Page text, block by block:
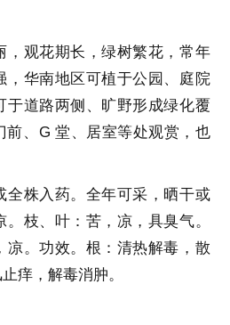
，观花期长，绿树繁花，常年
，华南地区可植于公园、庭院
于道路两侧、旷野形成绿化覆
前、G 堂、居室等处观赏，也
全株入药。全年可采，晒干或
枝、叶：苦，凉，具臭气。
凉。功效。根：清热解毒，散
痒，解毒消肿。